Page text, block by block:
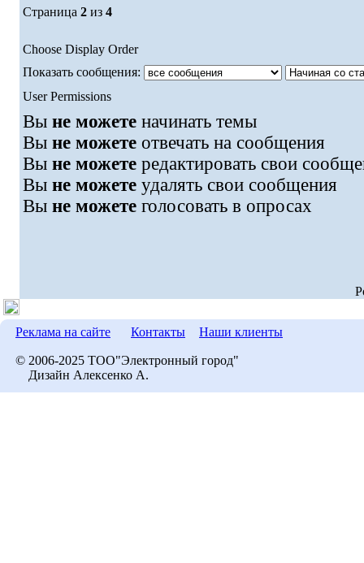
Страница 2 из 4
Choose Display Order
Показать сообщения:
User Permissions
Вы не можете начинать темы
Вы не можете отвечать на сообщения
Вы не можете редактировать свои
Вы не можете удалять свои сообщения
Вы не можете голосовать в опросах
Реклама на сайте Контакты Наши клиенты
© 2006-2025 ТОО"Электронный город"
Дизайн Алексенко А.